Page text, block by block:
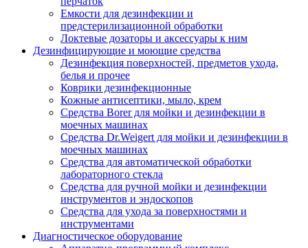
Емкости для дезинфекции и
предстерилизационной обработки
Локтевые дозаторы и аксессуары к ним
Дезинфицирующие и моющие средства
Дезинфекция поверхностей, предметов ухода,
белья и прочее
Коврики дезинфекционные
Кожные антисептики, мыло, крем
Средства Borer для мойки и дезинфекции в
моечных машинах
Средства Dr.Weigert для мойки и дезинфекции в
моечных машинах
Средства для автоматической обработки
лабораторного стекла
Средства для ручной мойки и дезинфекции
инструментов и эндоскопов
Средства для ухода за поверхностями и
инструментами
Диагностическое оборудование